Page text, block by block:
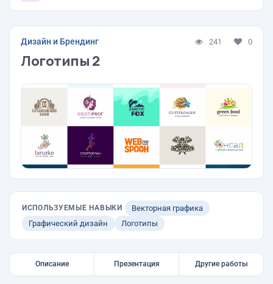
Дизайн и Брендинг 241 0
Логотипы 2
ИСПОЛЬЗУЕМЫЕ НАВЫКИ
Векторная графика
Графический дизайн
Логотипы
Описание Презентация Другие работы